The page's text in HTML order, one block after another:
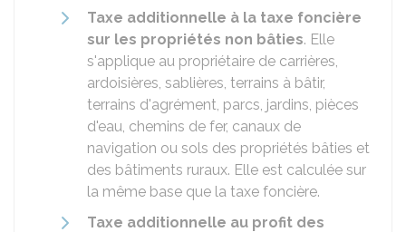
Taxe additionnelle à la taxe foncière
sur les propriétés non bâties. Elle
s'applique au propriétaire de carrières,
ardoisières, sablières, terrains à bâtir,
terrains d'agrément, parcs, jardins, pièces
d'eau, chemins de fer, canaux de
navigation ou sols des propriétés bâties et
des bâtiments ruraux. Elle est calculée sur
la même base que la taxe foncière.
Taxe additionnelle au profit des